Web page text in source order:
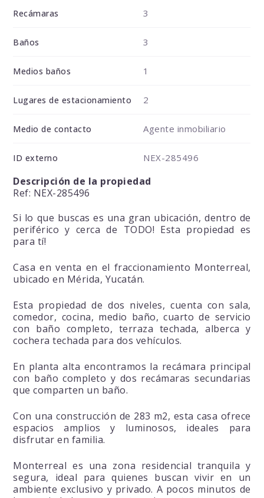
Recámaras 3
Baños 3
Medios baños 1
Lugares de estacionamiento 2
Medio de contacto Agente inmobiliario
ID externo NEX-285496
Descripción de la propiedad
Ref: NEX-285496
Si lo que buscas es una gran ubicación, dentro de
periférico y cerca de TODO! Esta propiedad es
para tí!
Casa en venta en el fraccionamiento Monterreal,
ubicado en Mérida, Yucatán.
Esta propiedad de dos niveles, cuenta con sala,
comedor, cocina, medio baño, cuarto de servicio
con baño completo, terraza techada, alberca y
cochera techada para dos vehículos.
En planta alta encontramos la recámara principal
con baño completo y dos recámaras secundarias
que comparten un baño.
Con una construcción de 283 m2, esta casa ofrece
espacios amplios y luminosos, ideales para
disfrutar en familia.
Monterreal es una zona residencial tranquila y
segura, ideal para quienes buscan vivir en un
ambiente exclusivo y privado. A pocos minutos de